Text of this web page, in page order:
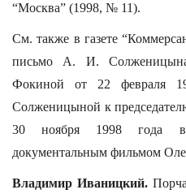
“Москва” (1998, № 11).
См. также в газете
письмо А. И.
Фокиной от 22 февраля
Солженицыной к
30 ноября 1998 года в
документальным фильмом
Владимир Иваницкий.